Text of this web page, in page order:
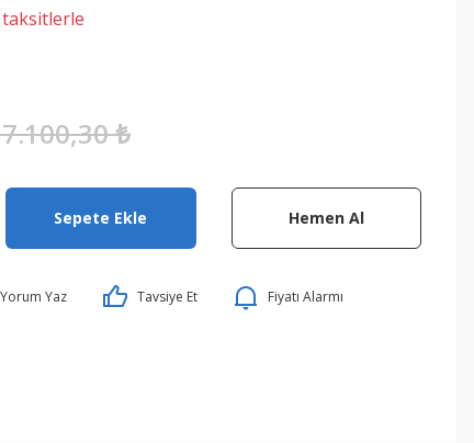
taksitlerle
₺
Sepete Ekle Hemen Al
Yorum Yaz Tavsiye Et Fiyatı Alarmı